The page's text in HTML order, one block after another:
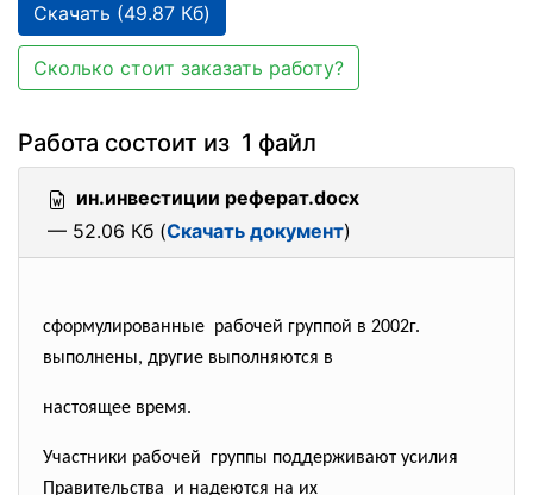
Скачать (49.87 Кб)
Сколько стоит заказать работу?
Работа состоит из 1 файл
ин.инвестиции реферат.docx
— 52.06 Кб (Скачать документ)
сформулированные рабочей группой в 2002г.
выполнены, другие выполняются в
настоящее время.
Участники рабочей группы поддерживают усилия
Правительства и надеются на их